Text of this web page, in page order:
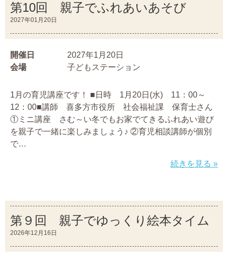
第10回 親子でふれあいあそび
2027年01月20日
開催日
2027年1月20日
会場
子どもステーション
1月の育児講座です！ ■日時 1月20日(水) 11：00～
12：00■講師 喜多方市役所 社会福祉課 保育士さん
①ミニ講座 さむ～い冬でもお家でてきるふれあい遊び
を親子で一緒に楽しみましょう♪ ②育児相談講師が個別
で…
続きを見る »
第９回 親子でゆっくり絵本タイム
2026年12月16日